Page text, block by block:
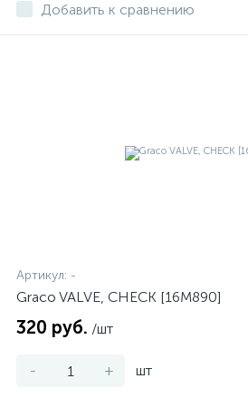
Добавить к сравнению
Артикул: -
Graco VALVE, CHECK [16M890]
320 руб. /шт
- + шт